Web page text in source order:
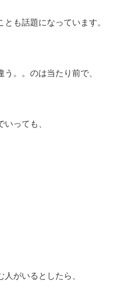
とも話題になっています。
。。のは当たり前で、
っても、
がいるとしたら、